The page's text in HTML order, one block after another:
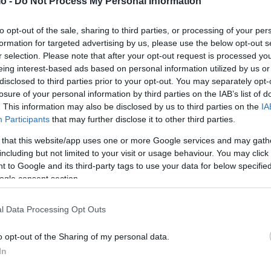
opt-out of the sale, sharing to third parties, or processing of your
for targeted advertising by us, please use the below opt-out
selection. Please note that after your opt-out request is processed
interest-based ads based on personal information utilized by us
to third parties prior to your opt-out. You may separately
of your personal information by third parties on the IAB’s list of
This information may also be disclosed by us to third parties on the
Participants that may further disclose it to other third parties.
that this website/app uses one or more Google services and may
but not limited to your visit or usage behaviour. You may
to Google and its third-party tags to use your data for below
consent section.
Data Processing Opt Outs
opt-out of the Sharing of my personal data.
χαμηλή και μεσαία παραβατικότητα σημείωσε πτώση
περίοδο δηλαδή, πριν την καραντίνα», εξήγησε ο
όλα τέλεια και καλά! Τέλεια και καλά υπάρχουν μόνο
εργάζεται με σχέδιο αποφασιστικότητα και σκληρή
μειώνεται».
ο κ. Θεοδωρικάκος, τόνισε πως η βία δεν μπορεί να
πολιτική που οφείλεται στην ανάγκη του να
η αποσυσπείρωση των ψηφοφόρων σας».
είπε πως ο χώρος στον οποίο μαζεύονταν οι δολοφόνοι
φιλάθλων ομάδας αλλά χώρος νοικιασμένος από δύο
κανέναν. Δεν υπήρχαν στοιχεία γι’ αυτούς που
υπόθεση», εξήγησε.